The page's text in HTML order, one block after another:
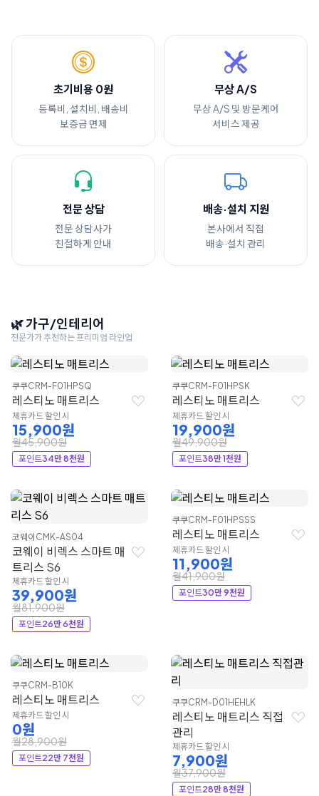
초기비용 0원
등록비, 설치비, 배송비
보증금 면제
무상 A/S
무상 A/S 및 방문케어
서비스 제공
전문 상담
전문 상담사가
친절하게 안내
배송·설치 지원
본사에서 직접
배송·설치 관리
🌿 가구/인테리어
전문가가 추천하는 프리미엄 라인업
쿠쿠CRM-F01HPSQ
레스티노 매트리스
제휴카드 할인 시
15,900원
월45,900원
포인트34만 8천원
쿠쿠CRM-F01HPSK
레스티노 매트리스
제휴카드 할인 시
19,900원
월49,900원
포인트38만 1천원
코웨이 CMK-AS04
코웨이 비렉스 스마트 매
트리스 S6
제휴카드 할인 시
39,900원
월81,900원
포인트26만 6천원
쿠쿠CRM-F01HPSSS
레스티노 매트리스
제휴카드 할인 시
11,900원
월41,900원
포인트30만 9천원
쿠쿠CRM-B10K
레스티노 매트리스
제휴카드 할인 시
0원
월28,900원
포인트22만 7천원
쿠쿠CRM-D01HEHLK
레스티노 매트리스 직접
관리
제휴카드 할인 시
7,900원
월37,900원
포인트28만 8천원